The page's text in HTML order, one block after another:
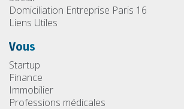
Domiciliation Entreprise Paris 16
Liens Utiles
Vous
Startup
Finance
Immobilier
Professions médicales